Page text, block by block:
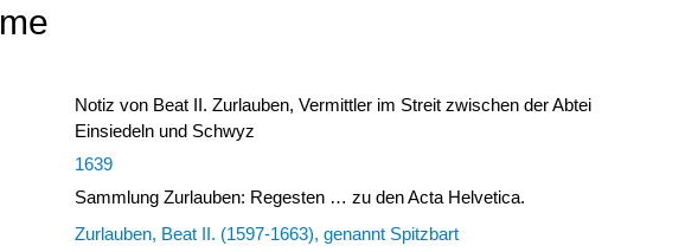
Notiz von Beat II. Zurlauben, Vermittler im Streit zwischen der Abtei
Einsiedeln und Schwyz
1639
Sammlung Zurlauben: Regesten … zu den Acta Helvetica.
Zurlauben, Beat II. (1597-1663), genannt Spitzbart